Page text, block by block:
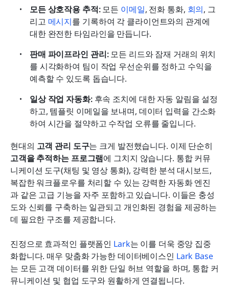
모든 상호작용 추적: 모든 이메일, 전화 통화, 회의, 그
리고 메시지를 기록하여 각 클라이언트와의 관계에
대한 완전한 타임라인을 만듭니다.
판매 파이프라인 관리: 모든 리드와 잠재 거래의 위치
를 시각화하여 팀이 작업 우선순위를 정하고 수익을
예측할 수 있도록 돕습니다.
일상 작업 자동화: 후속 조치에 대한 자동 알림을 설정
하고, 템플릿 이메일을 보내며, 데이터 입력을 간소화
하여 시간을 절약하고 수작업 오류를 줄입니다.
현대의 고객 관리 도구
고객을 추적하는 프로그램에 그치지 않습니다. 통합 커뮤
니케이션 도구(채팅 및 영상 통화), 강력한 분석 대시보드,
복잡한 워크플로우를 처리할 수 있는 강력한 자동화 엔진
과 같은 고급 기능을 자주 포함하고 있습니다. 이들은 충성
도와 신뢰를 구축하는 일관되고 개인화된 경험을 제공하는
데 필요한 구조를 제공합니다.
진정으로 효과적인 플랫폼인 Lark는 이를 더욱 중앙 집중
화합니다. 매우 맞춤화 가능한 데이터베이스인 Lark Base
는 모든 고객 데이터를 위한 단일 허브 역할을 하며, 통합 커
뮤니케이션 및 협업 도구와 원활하게 연결됩니다.